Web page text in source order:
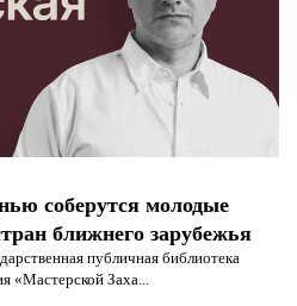
соберутся молодые
ближнего зарубежья
публичная библиотека
«Мастерской Заха...